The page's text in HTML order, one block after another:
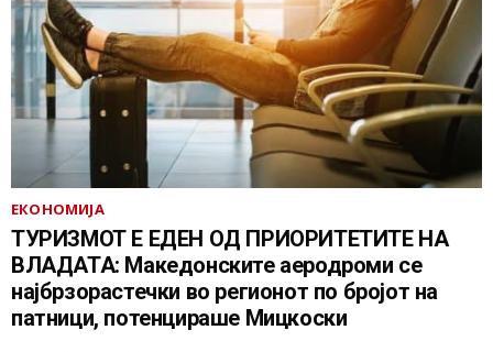
ЕКОНОМИЈА
ТУРИЗМОТ Е ЕДЕН ОД ПРИОРИТЕТИТЕ НА
ВЛАДАТА: Македонските аеродроми се
најбрзорастечки во регионот по бројот на
патници, потенцираше Мицкоски